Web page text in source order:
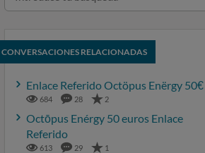
CONVERSACIONES RELACIONADAS
Enlace Referido Octöpus Enërgy 50€
684 28 2
Octōpus Enérgy 50 euros Enlace
Referido
613 29 1